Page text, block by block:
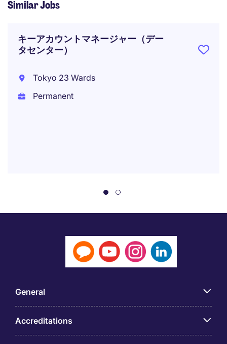
Similar Jobs
キーアカウントマネージャー（デー
タセンター）
Tokyo 23 Wards
Permanent
General
Accreditations